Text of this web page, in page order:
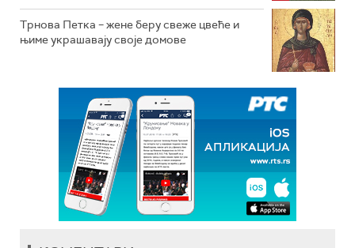
Трнова Петка – жене беру свеже цвеће и
њиме украшавају своје домове